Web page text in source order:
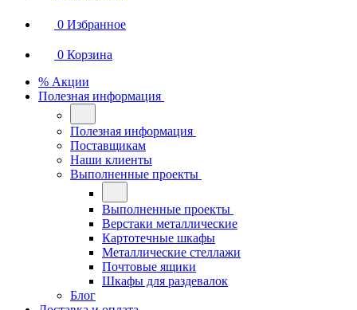
0 Избранное
0 Корзина
% Акции
Полезная информация
Полезная информация
Поставщикам
Наши клиенты
Выполненные проекты
Выполненные проекты
Верстаки металлические
Картотечные шкафы
Металлические стеллажи
Почтовые ящики
Шкафы для раздевалок
Блог